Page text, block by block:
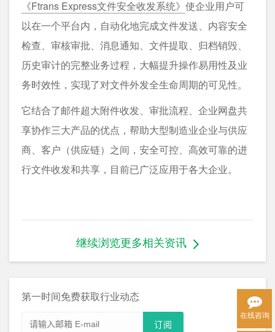
《Ftrans Express文件安全收发系统》 使企业用户可
以在一个平台内，自动化地完成文件发送、内容安全
检查、审核审批、消息通知、文件提取、归档销毁、
历史审计的完整业务过程，大幅提升操作易用性及业
务时效性，实现了对文件外发全生命周期的可见性。
它结合了邮件超大附件收发、审批流程、企业网盘共
享协作三大产品的优点，帮助大型制造业企业与供应
商、客户（供应链）之间，安全可控、高效可靠的进
行文件收发和共享，目前已广泛应用于各大企业。
继续浏览更多相关资讯
第一时间免费获取行业动态
在线咨询